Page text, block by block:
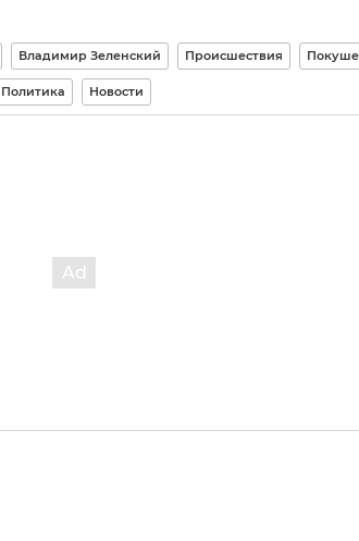
Владимир Зеленский Происшествия
Политика Новости